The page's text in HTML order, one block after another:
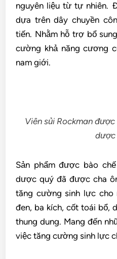
nguyên liệu từ tự nhiên.
dựa trên dây chuyền
tiến. Nhằm hỗ trợ bổ
cường khả năng cương
nam giới.
Viên sủi Rockman
dược
Sản phẩm được bào
dược quý đã được cha
tăng cường sinh lực cho
đen, ba kích, cốt toái bổ,
thung dung. Mang đến
việc tăng cường sinh lực